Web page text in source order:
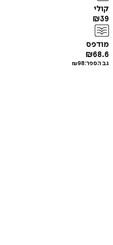
קולי
₪39
מודפס
₪68.6
גב הספר: ₪98